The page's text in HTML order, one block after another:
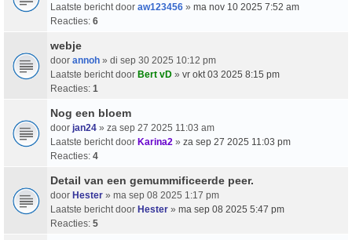
Laatste bericht door aw123456 » ma nov 10 2025 7:52 am
Reacties: 6
webje
door annoh » di sep 30 2025 10:12 pm
Laatste bericht door Bert vD » vr okt 03 2025 8:15 pm
Reacties: 1
Nog een bloem
door jan24 » za sep 27 2025 11:03 am
Laatste bericht door Karina2 » za sep 27 2025 11:03 pm
Reacties: 4
Detail van een gemummificeerde peer.
door Hester » ma sep 08 2025 1:17 pm
Laatste bericht door Hester » ma sep 08 2025 5:47 pm
Reacties: 5